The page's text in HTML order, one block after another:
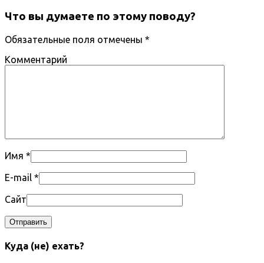
Что вы думаете по этому поводу?
Обязательные поля отмечены *
Комментарий
Имя *
E-mail *
Сайт
Куда (не) ехать?